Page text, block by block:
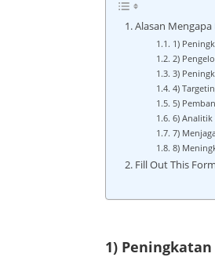
Alasan
1)
2)
3)
4)
5)
6)
7)
8)
Fill Out This
1)